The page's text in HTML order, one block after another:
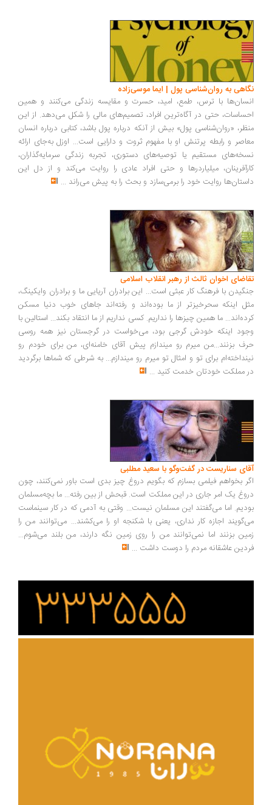
به روان‌شناسی پول | ایما موسی‌زاده
با ترس، طمع، امید، حسرت و مقایسه زندگی می‌کنند و همین
حتی در آگاه‌ترین افراد، تصمیم‌های مالی را شکل می‌دهد. از این
«روان‌شناسی پول» بیش از آنکه درباره پول باشد، کتابی درباره انسان
و رابطه پرتنش او با مفهوم ثروت و دارایی است... اوزل به‌جای ارائه
مستقیم یا توصیه‌های دستوری، تجربه زندگی سرمایه‌گذاران،
میلیاردرها و حتی افراد عادی را روایت می‌کند و از دل این
روایت خود را برمی‌سازد و بحث را به پیش می‌راند ...
اخوان ثالث از رهبر انقلاب اسلامی
با فرهنگ کار عبثی است... این برادران آریایی ما و برادران وایکینگ،
اینکه سحرخیزتر از ما بوده‌اند و رفته‌اند جاهای خوب دنیا مسکن
ما همین چیزها را نداریم. کسی نداریم از ما انتقاد بکند... استالین با
اینکه خودش گرجی بود، می‌خواست در گرجستان نیز همه روسی
بزنند...من میرم رو میندازم پیش آقای خامنه‌ای، من برای خودم رو
برای تو و امثال تو میرم رو میندازم... به شرطی که شماها برگردید
مملکت خودتان خدمت کنید...
سناریست در گفت‌وگو با سعید مطلبی
بخواهم فیلمی بسازم که بگویم دروغ چیز بدی است باور نمی‌کنند، چون
یک امر جاری در این مملکت است. قبحش از بین رفته... ما بچه‌مسلمان
اما می‌گفتند این مسلمان نیست... وقتی به آدمی که در کار سینماست
اجازه کار نداری، یعنی با شکنجه او را می‌کشند... می‌توانند من را
بزنند اما نمی‌توانند من را روی زمین نگه دارند، من بلند می‌شوم...
عاشقانه مردم را دوست داشت ...